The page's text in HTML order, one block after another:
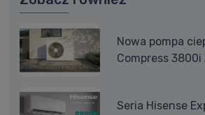
Nowa pompa
Compress 3800i
Seria Hisense